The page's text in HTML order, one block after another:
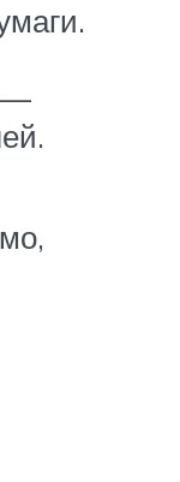
—